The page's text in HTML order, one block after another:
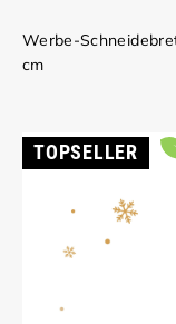
Werbe-
cm
TOPSELLER